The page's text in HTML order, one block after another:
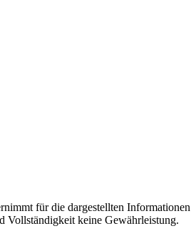
für die dargestellten Informationen
Vollständigkeit keine Gewährleistung.